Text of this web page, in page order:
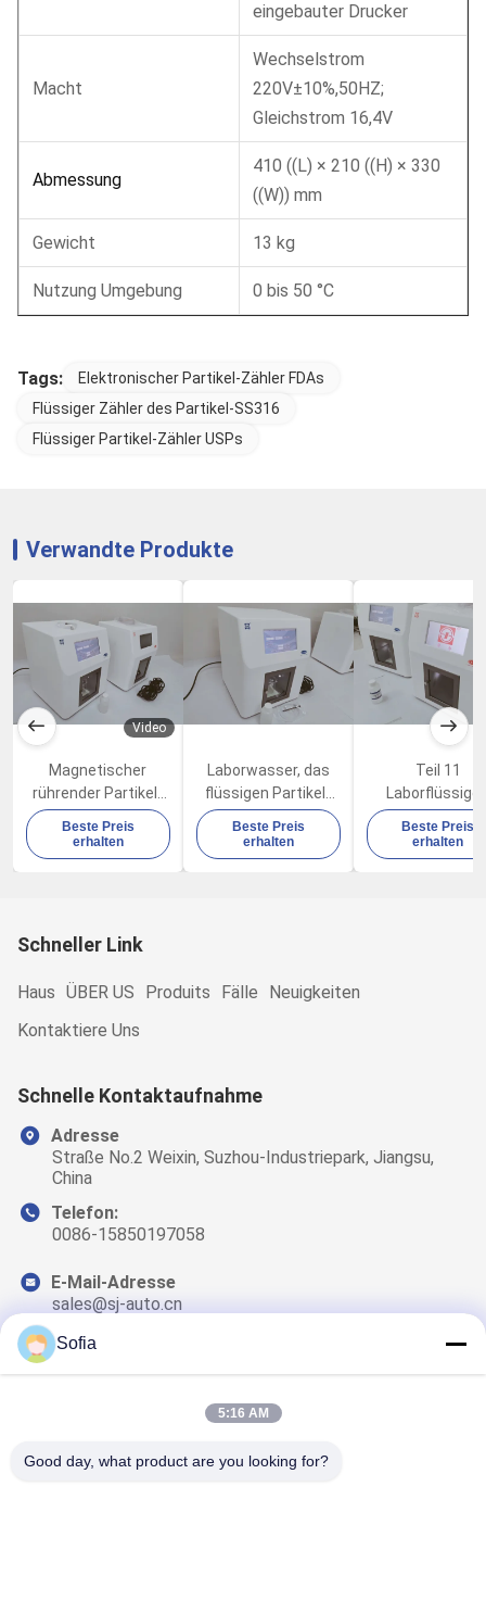
eingebauter Drucker
Macht
Wechselstrom
220V±10%,50HZ;
Gleichstrom 16,4V
Abmessung
410 ((L) × 210 ((H) × 330
((W)) mm
Gewicht 13 kg
Nutzung Umgebung 0 bis 50 °C
Tags:
Elektronischer Partikel-Zähler FDAs
Flüssiger Zähler des Partikel-SS316
Flüssiger Partikel-Zähler USPs
Verwandte Produkte
Video
Magnetischer
rührender Partikel-
Zähler des
Cleanroom-LE100
mit errichtet im
Beste Preis
erhalten
Laborwasser, das
flüssigen Partikel-
Zähler LE100
LE100S prüft
Beste Preis
erhalten
Teil 11
Partikel-Zähler
21 CFR
Beste Preis
erhalten
Schneller Link
Haus ÜBER US Produits Fälle
Neuigkeiten
Kontaktiere Uns
Schnelle Kontaktaufnahme
Adresse
Straße No.2 Weixin, Suzhou-Industriepark, Jiangsu,
China
Telefon:
0086-15850197058
E-Mail-Adresse
sales@sj-auto.cn
Sofia
5:16 AM
Good day, what product are you looking for?